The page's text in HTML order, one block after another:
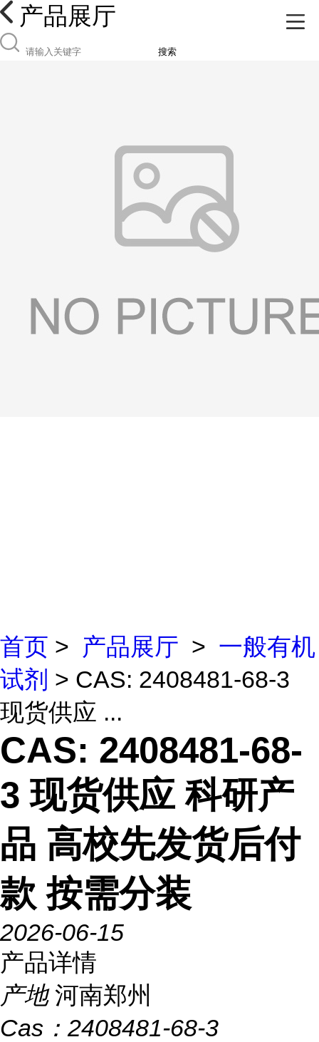
产品展厅
搜索
首页 > 产品展厅 > 一般有机
试剂 > CAS: 2408481-68-3
现货供应 ...
CAS: 2408481-68-
3 现货供应 科研产
品 高校先发货后付
款 按需分装
2026-06-15
产品详情
产地 河南郑州
Cas： 2408481-68-3